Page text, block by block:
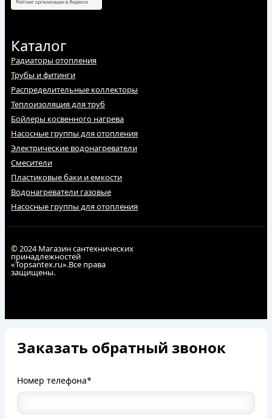
Каталог
Радиаторы отопления
Трубы и фитинги
Распределительные коллекторы
Теплоизоляция для труб
Бойлеры косвенного нагрева
Насосные группы для отопления
Электрические водонагреватели
Смесители
Пластиковые баки и емкости
Водонагреватели газовые
Насосные группы для отопления
© 2024 Магазин сантехнических
принадлежностей
«Topsantex.ru».Все права
защищены.
Заказать обратный звонок
Номер телефона*